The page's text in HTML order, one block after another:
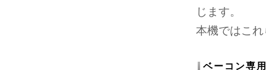
じます。
本機ではこ
ベーコン専